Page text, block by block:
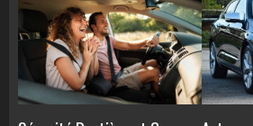
une
solution
élégante
et
temporaire
pour